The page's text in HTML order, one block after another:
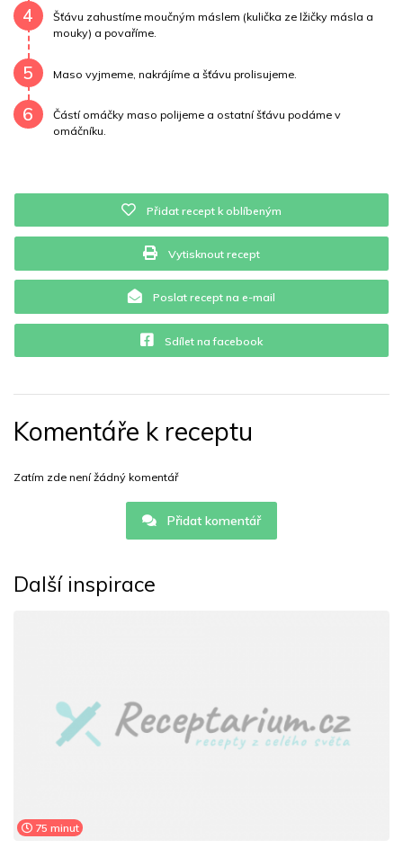
4
Šťávu zahustíme moučným máslem (kulička ze lžičky másla a
mouky) a povaříme.
5 Maso vyjmeme, nakrájíme a šťávu prolisujeme.
6
Částí omáčky maso polijeme a ostatní šťávu podáme v
omáčníku.
Přidat recept k oblíbeným
Vytisknout recept
Poslat recept na e-mail
Sdílet na facebook
Komentáře k receptu
Zatím zde není žádný komentář
Přidat komentář
Další inspirace
75 minut